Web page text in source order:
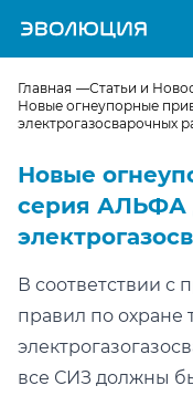
Перейти на
Главная
Статьи и
Новые огнеупорные
электрогазосварочных
Новые
серия АЛЬФА
В соответствии с
правил по охране
все СИЗ должны